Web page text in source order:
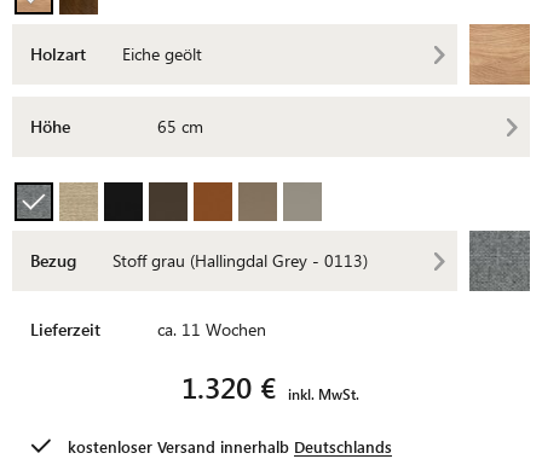
Holzart Eiche geölt
Höhe 65 cm
Bezug Stoff grau (Hallingdal Grey - 0113)
Lieferzeit ca. 11 Wochen
1.320 € inkl. MwSt.
kostenloser Versand innerhalb Deutschlands